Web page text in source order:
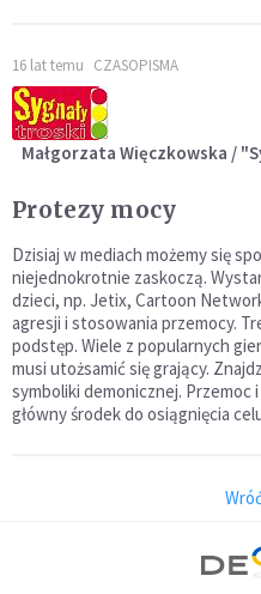
16 lat temu CZASOPISMA
Małgorzata Więczkowska /
Protezy mocy
Dzisiaj w mediach możemy się
niejednokrotnie zaskoczą.
dzieci, np. Jetix, Cartoon
agresji i stosowania przemocy.
podstęp. Wiele z popularnych
musi utożsamić się grający.
symboliki demonicznej. Przemoc
główny środek do osiągnięcia